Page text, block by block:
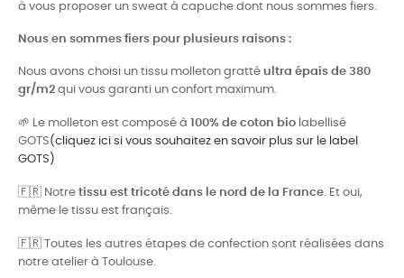
à vous proposer un sweat à capuche dont nous sommes fiers.
Nous en sommes fiers pour plusieurs raisons :
Nous avons choisi un tissu molleton gratté ultra épais de 380
gr/m2 qui vous garanti un confort maximum.
🌱 Le molleton est composé à 100% de coton bio labellisé
GOTS(cliquez ici si vous souhaitez en savoir plus sur le label
GOTS)
🇫🇷 Notre tissu est tricoté dans le nord de la France. Et oui,
même le tissu est français.
🇫🇷 Toutes les autres étapes de confection sont réalisées dans
notre atelier à Toulouse.